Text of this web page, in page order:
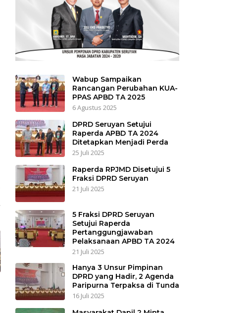
Wabup Sampaikan
Rancangan Perubahan KUA-
PPAS APBD TA 2025
6 Agustus 2025
DPRD Seruyan Setujui
Raperda APBD TA 2024
Ditetapkan Menjadi Perda
25 Juli 2025
Raperda RPJMD Disetujui 5
Fraksi DPRD Seruyan
21 Juli 2025
5 Fraksi DPRD Seruyan
Setujui Raperda
Pertanggungjawaban
Pelaksanaan APBD TA 2024
21 Juli 2025
Hanya 3 Unsur Pimpinan
DPRD yang Hadir, 2 Agenda
Paripurna Terpaksa di Tunda
16 Juli 2025